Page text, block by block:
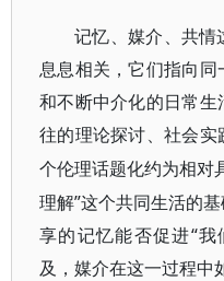
记忆、媒介、共情
息息相关，它们指向
和不断中介化的日常生
往的理论探讨、社会
个伦理话题化约为相对
理解”这个共同生活的
享的记忆能否促进“我
及，媒介在这一过程中